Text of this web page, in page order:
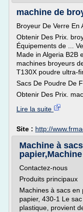
machine de
Broyeur De Verre En
Obtenir Des Prix.
Équipements de ...
Made in Algeria B2B
machines broyeurs
T130X poudre ultra-
Sacs De Poudre De
Obtenir Des Prix.
Lire la suite
Site : http://
Machine à
Contactez-nous
Produits principaux
Machines à sacs
papier, 430-1 Le
plastique, provient